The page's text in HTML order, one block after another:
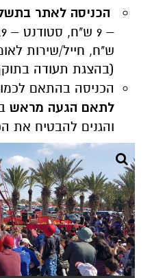
הכניסה לאתר
ש"ח, חייל/שירות
(בהצגת תעודה
הכניסה בהתאם
לתאם הגעה מראש
והגנים להבטיח את